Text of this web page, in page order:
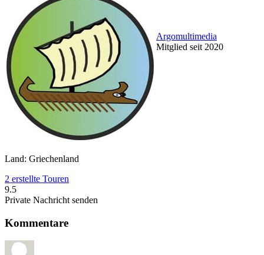
Argomultimedia
Mitglied seit 2020
Land: Griechenland
2 erstellte Touren
9.5
Private Nachricht senden
Kommentare